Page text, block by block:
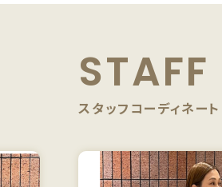
STAFF
スタッフコーディネート